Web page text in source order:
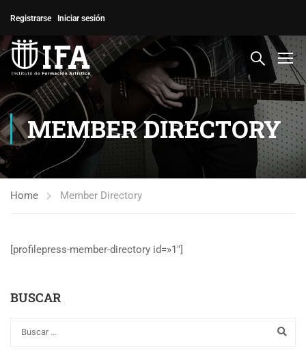
Registrarse Iniciar sesión
MEMBER DIRECTORY
Home Member Directory
[profilepress-member-directory id=»1″]
BUSCAR